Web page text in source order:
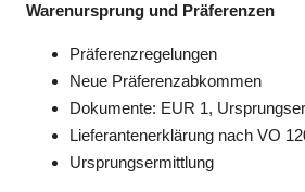
Warenursprung und Präferenzen
Präferenzregelungen
Neue Präferenzabkommen
Dokumente: EUR 1,
Lieferantenerklärung nach VO
Ursprungsermittlung